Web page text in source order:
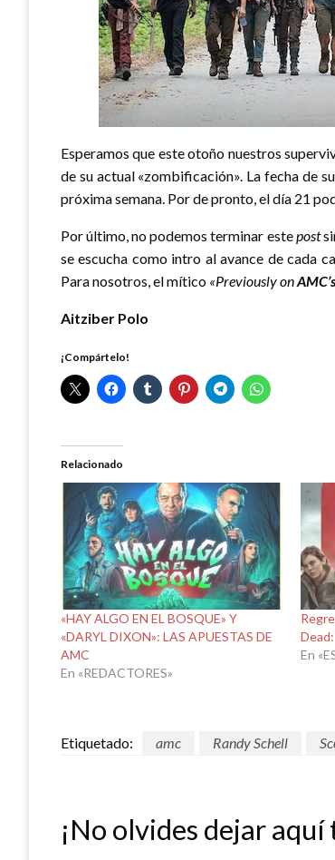
Esperamos que este otoño nuestros
de su actual «zombificación». La fecha de
próxima semana. Por de pronto, el día 21
Por último, no podemos terminar estepost
se escucha como intro al avance de cada
Para nosotros, el mítico «Previously onAMC’s
Aitziber Polo
¡Compártelo!
Relacionado
«HAY ALGO EN EL BOSQUE» Y
«DARYL DIXON»: LAS APUESTAS DE
AMC
En «REDACTORES»
En
Etiquetado: amc Randy Schell
¡No olvides dejar